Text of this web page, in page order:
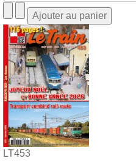
LT453